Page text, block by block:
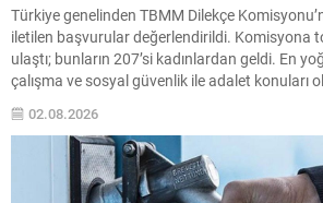
Türkiye genelinden TBMM Dilekçe
iletilen başvurular değerlendirildi. Komisyona
ulaştı; bunların 207’si kadınlardan geldi. En
çalışma ve sosyal güvenlik ile adalet konuları
inceleme kayıtlarında, vatandaşlardan farklı ve
02.08.2026